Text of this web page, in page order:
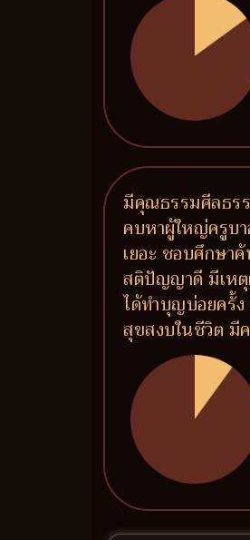
มีคุณธรรมศีลธร
คบหาผู้ใหญ่ครูบา
เยอะ ชอบศึกษา
สติปัญญาดี มีเหตุ
ได้ทำบุญบ่อยครั้
สุขสงบในชีวิต มี